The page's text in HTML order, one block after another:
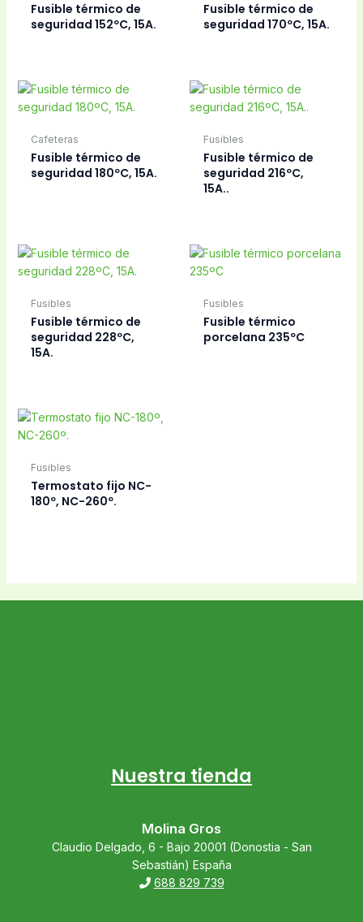
Fusible térmico de
seguridad 152ºC, 15A.
Fusible térmico de
seguridad 170ºC, 15A.
Cafeteras
Fusible térmico de
seguridad 180ºC, 15A.
Fusibles
Fusible térmico de
seguridad 216ºC,
15A..
Fusibles
Fusible térmico de
seguridad 228ºC,
15A.
Fusibles
Fusible térmico
porcelana 235ºC
Fusibles
Termostato fijo NC-
180º, NC-260º.
Nuestra tienda
Molina Gros
Claudio Delgado, 6 - Bajo 20001 (Donostia - San
Sebastián) España
688 829 739